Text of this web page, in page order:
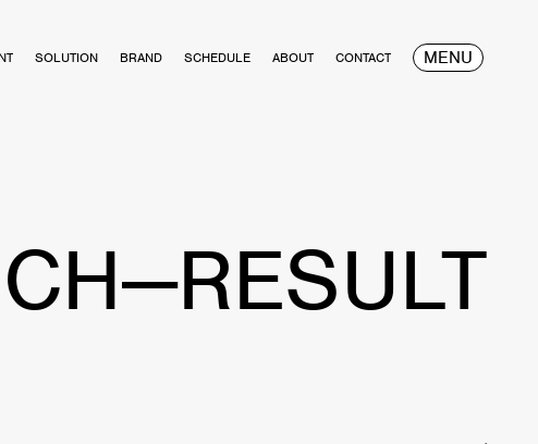
SOLUTION BRAND SCHEDULE ABOUT CONTACT MENU